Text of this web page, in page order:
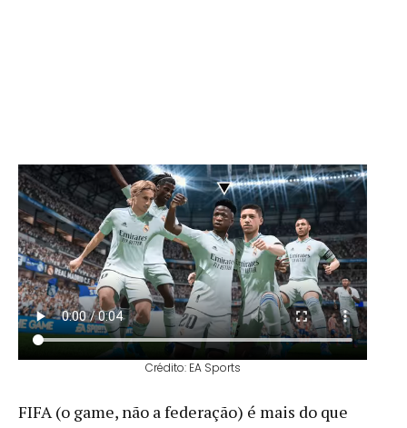
Crédito: EA Sports
FIFA (o game, não a federação) é mais do que